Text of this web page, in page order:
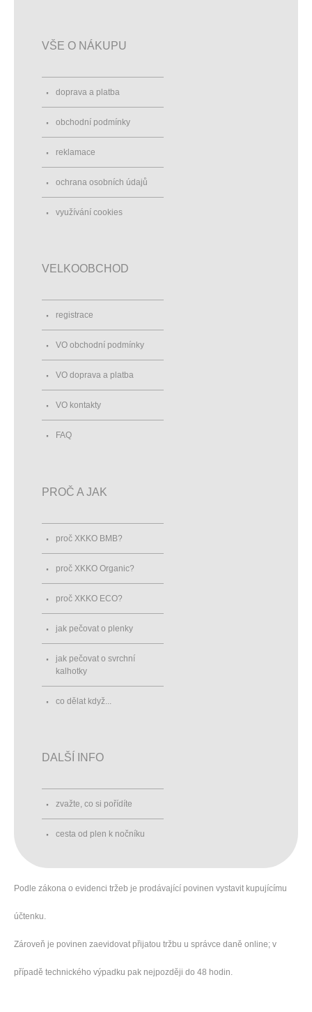
VŠE O NÁKUPU
doprava a platba
obchodní podmínky
reklamace
ochrana osobních údajů
využívání cookies
VELKOOBCHOD
registrace
VO obchodní podmínky
VO doprava a platba
VO kontakty
FAQ
PROČ A JAK
proč XKKO BMB?
proč XKKO Organic?
proč XKKO ECO?
jak pečovat o plenky
jak pečovat o svrchní
kalhotky
co dělat když...
DALŠÍ INFO
zvažte, co si pořídíte
cesta od plen k nočníku
Podle zákona o evidenci tržeb je prodávající povinen vystavit kupujícímu
účtenku.
Zároveň je povinen zaevidovat přijatou tržbu u správce daně online; v
případě technického výpadku pak nejpozději do 48 hodin.